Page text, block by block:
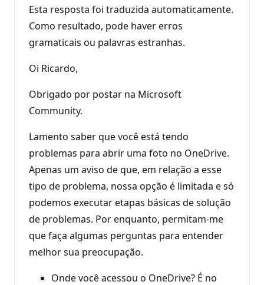
Esta resposta foi traduzida automaticamente.
Como resultado, pode haver erros
gramaticais ou palavras estranhas.
Oi Ricardo,
Obrigado por postar na Microsoft
Community.
Lamento saber que você está tendo
problemas para abrir uma foto no OneDrive.
Apenas um aviso de que, em relação a esse
tipo de problema, nossa opção é limitada e só
podemos executar etapas básicas de solução
de problemas. Por enquanto, permitam-me
que faça algumas perguntas para entender
melhor sua preocupação.
Onde você acessou o OneDrive? É no